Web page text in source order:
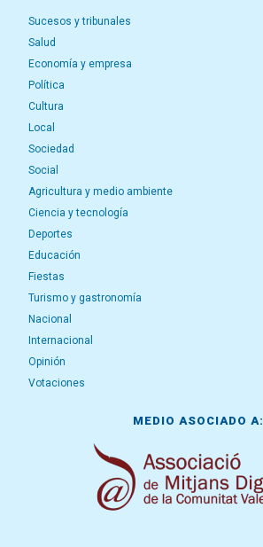
Sucesos y tribunales
Salud
Economía y empresa
Política
Cultura
Local
Sociedad
Social
Agricultura y medio ambiente
Ciencia y tecnología
Deportes
Educación
Fiestas
Turismo y gastronomía
Nacional
Internacional
Opinión
Votaciones
MEDIO ASOCIADO A: